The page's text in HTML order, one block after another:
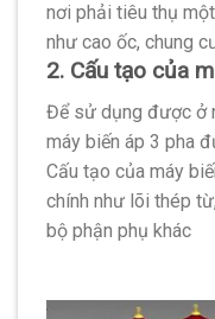
nơi phải tiêu thụ
như cao ốc, chung
2. Cấu tạo của
Để sử dụng được ở
máy biến áp 3 pha
Cấu tạo của máy
chính như lõi thép
bộ phận phụ khác